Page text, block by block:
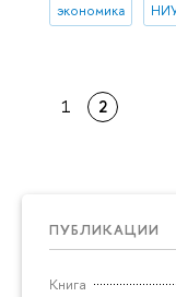
ПУБЛИКАЦИИ
Книга
экономика
1 2